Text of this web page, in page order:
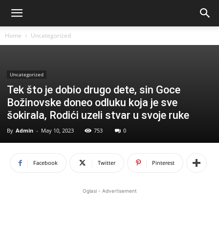
Home Uncategorized
Uncategorized
Tek što je dobio drugo dete, sin Goce
Božinovske doneo odluku koja je sve
šokirala, Rodići uzeli stvar u svoje ruke
By Admin - May 10, 2023 753 0
Facebook Twitter Pinterest
Oglasi - Advertisement